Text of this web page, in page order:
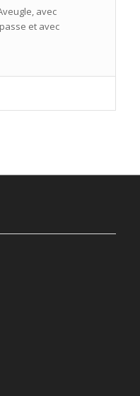
avec
et avec